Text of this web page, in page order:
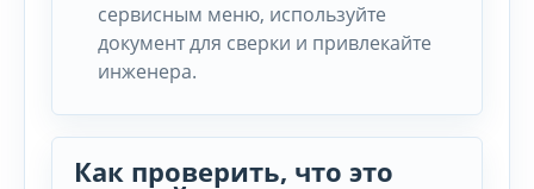
сервисным меню, используйте
документ для сверки и привлекайте
инженера.
Как проверить, что это